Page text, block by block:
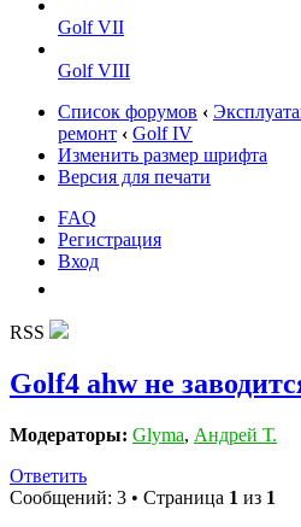
Golf VII
Golf VIII
Список форумов ‹
ремонт ‹ Golf IV
Изменить размер шрифта
Версия для печати
FAQ
Регистрация
Вход
RSS
Golf4 ahw не
Модераторы: Glyma, Андрей Т.
Ответить
Сообщений: 3 • Страница 1 из 1